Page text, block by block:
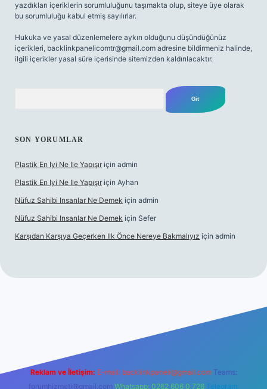
yazdıkları içeriklerin sorumluluğunu taşımakta olup, siteye üye olarak
bu sorumluluğu kabul etmiş sayılırlar.
Hukuka ve yasal düzenlemelere aykırı olduğunu düşündüğünüz
içerikleri, backlinkpanelicomtr@gmail.com adresine bildirmeniz halinde,
ilgili içerikler yasal süre içerisinde sitemizden kaldırılacaktır.
SON YORUMLAR
Plastik En Iyi Ne Ile Yapışır için admin
Plastik En Iyi Ne Ile Yapışır için Ayhan
Nüfuz Sahibi Insanlar Ne Demek için admin
Nüfuz Sahibi Insanlar Ne Demek için Sefer
Karşıdan Karşıya Geçerken Ilk Önce Nereye Bakmalıyız için admin
Reklam ve İletişim: E-mail: backlinkpaneli@gmail.com Teams:
forumhizmeti@gmail.com Whatsapp: 0262 606 0 726 Telegram: